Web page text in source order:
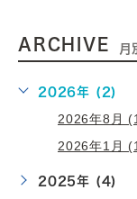
ARCHIVE 月
2026年 (2)
2026年8月
2026年1月
2025年 (4)